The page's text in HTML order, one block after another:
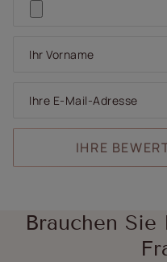
Ihr Vorname
Ihre E-Mail-Adresse
IHRE
Brauchen